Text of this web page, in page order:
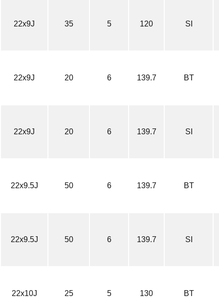
22x9J 35 5 120 SI
22x9J 20 6 139.7 BT
22x9J 20 6 139.7 SI
22x9.5J 50 6 139.7 BT
22x9.5J 50 6 139.7 SI
22x10J 25 5 130 BT